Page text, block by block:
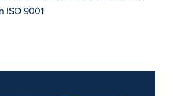
ISO 9001